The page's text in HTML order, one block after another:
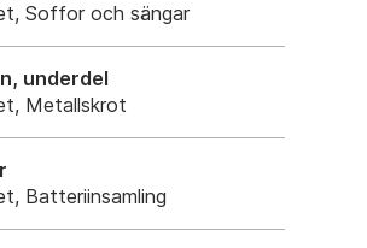
Soffor och sängar
underdel
Metallskrot
Batteriinsamling